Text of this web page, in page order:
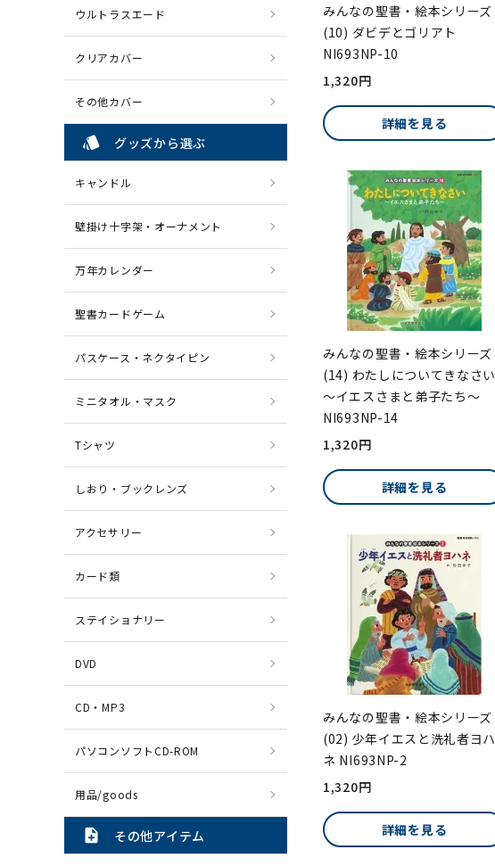
みんなの聖書・絵本シリーズ
(10) ダビデとゴリアト
NI693NP-10
1,320円
詳細を見る
みんなの聖書・絵本シリーズ
(14) わたしについてきなさい
～イエスさまと弟子たち～
NI693NP-14
1,320円
詳細を見る
みんなの聖書・絵本シリーズ
(02) 少年イエスと洗礼者ヨハ
ネ NI693NP-2
1,320円
詳細を見る
ウルトラスエード
クリアカバー
その他カバー
style グッズから選ぶ
キャンドル
壁掛け十字架・オーナメント
万年カレンダー
聖書カードゲーム
パスケース・ネクタイピン
ミニタオル・マスク
Tシャツ
しおり・ブックレンズ
アクセサリー
カード類
ステイショナリー
DVD
CD・MP3
パソコンソフトCD-ROM
用品/goods
note_add その他アイテム